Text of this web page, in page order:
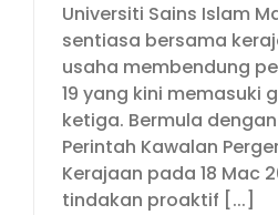
Universiti Sains Islam
sentiasa bersama
usaha membendung
19 yang kini memasuki
ketiga. Bermula
Perintah Kawalan
Kerajaan pada 18 Mac
tindakan proaktif [...]